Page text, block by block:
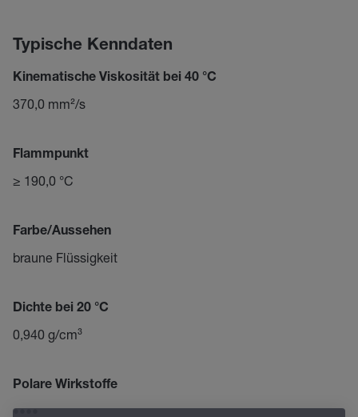
Typische Kenndaten
Kinematische Viskosität bei 40 °C
370,0 mm²/s
Flammpunkt
≥ 190,0 °C
Farbe/Aussehen
braune Flüssigkeit
Dichte bei 20 °C
0,940 g/cm³
Polare Wirkstoffe
••••